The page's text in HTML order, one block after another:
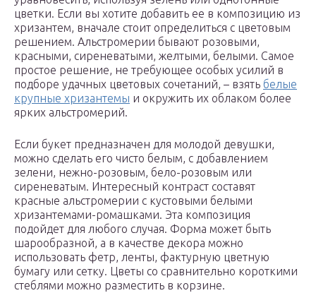
цветки. Если вы хотите добавить ее в композицию из
хризантем, вначале стоит определиться с цветовым
решением. Альстромерии бывают розовыми,
красными, сиреневатыми, желтыми, белыми. Самое
простое решение, не требующее особых усилий в
подборе удачных цветовых сочетаний, – взять белые
крупные хризантемы и окружить их облаком более
ярких альстромерий.
Если букет предназначен для молодой девушки,
можно сделать его чисто белым, с добавлением
зелени, нежно-розовым, бело-розовым или
сиреневатым. Интересный контраст составят
красные альстромерии с кустовыми белыми
хризантемами-ромашками. Эта композиция
подойдет для любого случая. Форма может быть
шарообразной, а в качестве декора можно
использовать фетр, ленты, фактурную цветную
бумагу или сетку. Цветы со сравнительно короткими
стеблями можно разместить в корзине.